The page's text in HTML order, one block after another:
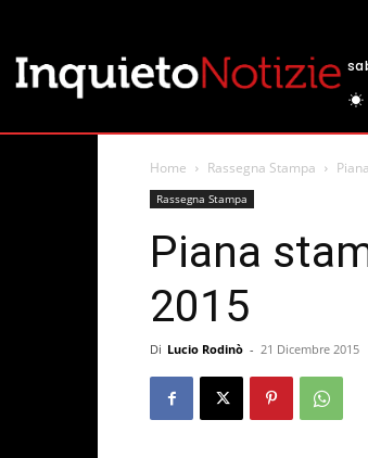
Home Rassegna Stampa
Rassegna Stampa
Piana
2015
Di Lucio Rodinò - 21 Dicembre 2015